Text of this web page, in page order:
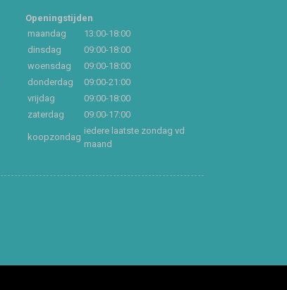
Openingstijden
maandag
13:00-18:00
dinsdag
09:00-18:00
woensdag
09:00-18:00
donderdag
09:00-21:00
vrijdag
09:00-18:00
zaterdag
09:00-17:00
koopzondag
iedere laatste zondag vd
maand